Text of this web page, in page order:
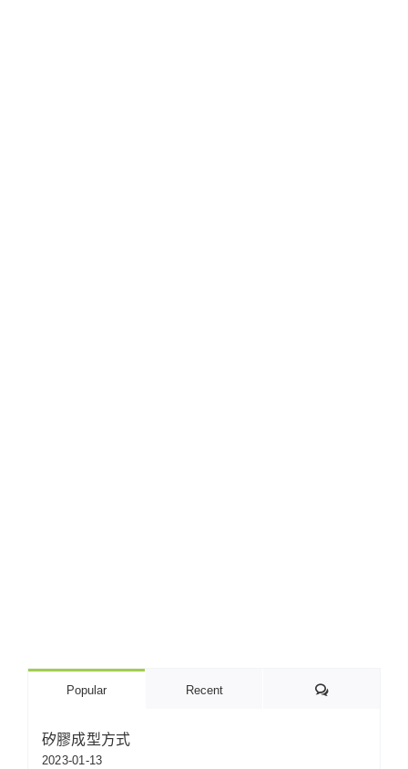
Popular Recent Comments
矽膠成型方式
2023-01-13